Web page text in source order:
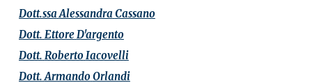
Dott.ssa Alessandra Cassano
Dott. Ettore D'argento
Dott. Roberto Iacovelli
Dott. ArmandoOrlandi